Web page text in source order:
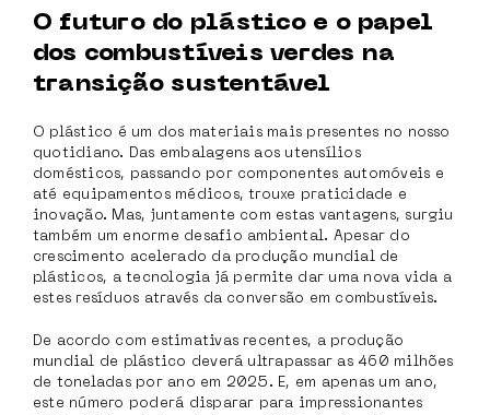
O futuro do plástico e o papel
dos combustíveis verdes na
transição sustentável
O plástico é um dos materiais mais presentes no nosso
quotidiano. Das embalagens aos utensílios
domésticos, passando por componentes automóveis e
até equipamentos médicos, trouxe praticidade e
inovação. Mas, juntamente com estas vantagens, surgiu
também um enorme desafio ambiental. Apesar do
crescimento acelerado da produção mundial de
plásticos, a tecnologia já permite dar uma nova vida a
estes resíduos através da conversão em combustíveis.
De acordo com estimativas recentes, a produção
mundial de plástico deverá ultrapassar as 460 milhões
de toneladas por ano em 2025. E, em apenas um ano,
este número poderá disparar para impressionantes